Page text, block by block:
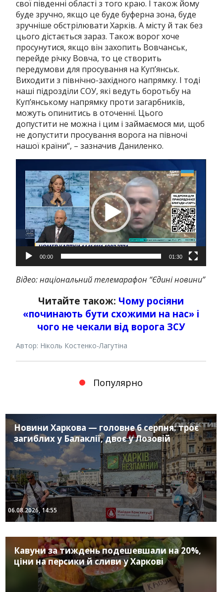
свої південні області з того краю. І також йому
буде зручно, якщо це буде буферна зона, буде
зручніше обстрілювати Харків. А місту й так без
цього дістається зараз. Також ворог хоче
просунутися, якщо він захопить Вовчанськ,
перейде річку Вовча, то це створить
передумови для просування на Куп’янськ.
Виходити з північно-західного напрямку. І тоді
наші підрозділи СОУ, які ведуть боротьбу на
Куп’янському напрямку проти загарбників,
можуть опинитись в оточенні. Цього
допустити не можна і цим і займаємося ми, щоб
не допустити просування ворога на півночі
нашої країни“, – зазначив Даниленко.
00:00 01:30
Відео: національний телемарафон “Єдині новини”
Читайте також: Чому росіяни
«починають бути схожими на нас» і
чого не чекали від ворога ЗСУ
Автор: Ніколь Костенко-Лагутіна
Популярно
Новини Харкова — головне 6 серпня: троє
загиблих у Балаклії, двоє у Лозовій
06.08.2026, 14:55
Кавуни за тиждень подешевшали на 20%,
ціни на персики й сливи у Харкові